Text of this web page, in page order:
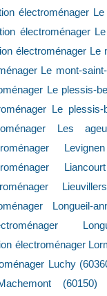
électroménager
électroménager
électroménager Le
Le mont-
Le plessis-
Le plessis-
Les
Longueil-
électroménager
Luchy
(60150)